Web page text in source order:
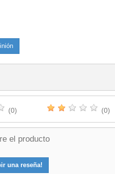
(0) (0)
el producto
una reseña!